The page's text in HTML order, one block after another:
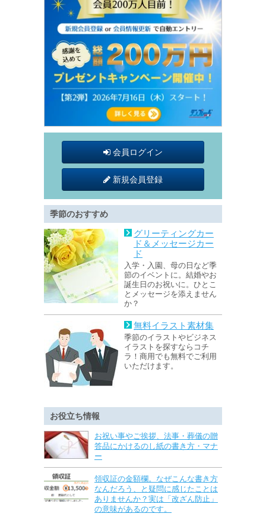
会員ログイン
新規会員登録
季節のおすすめ
グリーティングカー
ド＆メッセージカー
ド
入学・入園、母の日など季
節のイベントに。結婚やお
誕生日のお祝いに。ひとこ
とメッセージを添えません
か？
無料イラスト素材集
季節のイラストやビジネス
イラストを探すならコチ
ラ！商用でも無料でご利用
いただけます。
お役立ち情報
お祝い事やご挨拶、法事・葬儀の贈
答品にかけるのし紙の書き方・マナ
ー
領収証の金額欄。なぜこんな書き方
なんだろう、と疑問に感じたことは
ありませんか？実は「改ざん防止」
の意味があるのです。